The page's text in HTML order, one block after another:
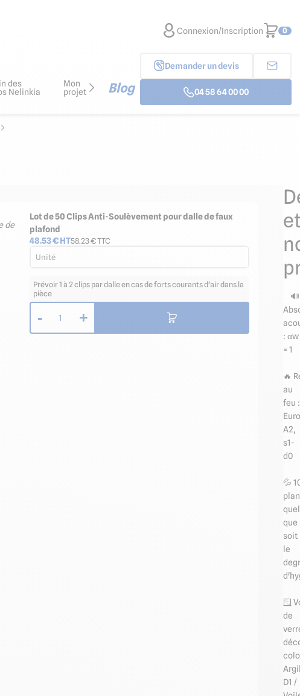
des
Nelinkia
Blog
Mon
projet
Demander un devis
04 58 64 00 00
Connexion/Inscription 0
Lot de 50 Clips Anti-Soulèvement pour dalle de faux
plafond
48.53€ HT58.23€ TTC
Unité
Prévoir 1 à 2 clips par dalle en cas de forts courants d'air dans la
pièce
- 1 +
🔊
: αw
= 1
🔥
au
feu :
A2,
s1-
d0
💦
plan
quel
que
soit
le
🪟
de
D1 /